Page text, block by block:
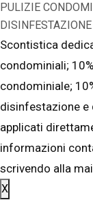
PULIZIE
DISINFESTAZIONE
Scontistica
condominiali;
condominiale;
disinfestazione e
applicati
informazioni
scrivendo alla
X